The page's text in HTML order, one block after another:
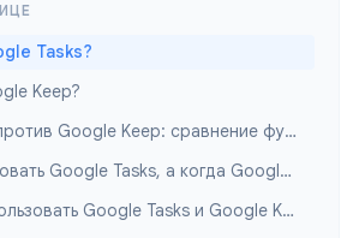
Tasks?
Keep?
Google Tasks против Google Keep: сравнение функций
Когда использовать Google Tasks, а когда Google Keep
Можно ли использовать Google Tasks и Google Keep вместе?